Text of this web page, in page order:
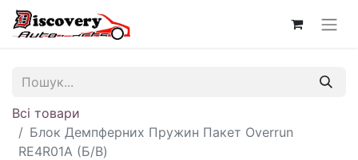
Всі товари
Блок Демпферних Пружин Пакет Overrun
RE4R01A (Б/В)